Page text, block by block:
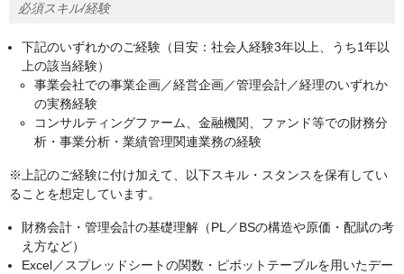
必須スキル/経験
下記のいずれかのご経験（目安：社会人経験3年以上、うち1年以
上の該当経験）​
事業会社での事業企画／経営企画／管理会計／経理のいずれか
の実務経験
コンサルティングファーム、金融機関、ファンド等での財務分
析・事業分析・業績管理関連業務の経験
※上記のご経験に付け加えて、以下スキル・スタンスを保有してい
ることを想定しています。
財務会計・管理会計の基礎理解（PL／BSの構造や原価・配賦の考
え方など）​
Excel／スプレッドシートの関数・ピボットテーブルを用いたデー